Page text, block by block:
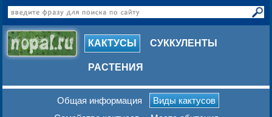
КАКТУСЫ СУККУЛЕНТЫ
РАСТЕНИЯ
Общая информация
Виды кактусов